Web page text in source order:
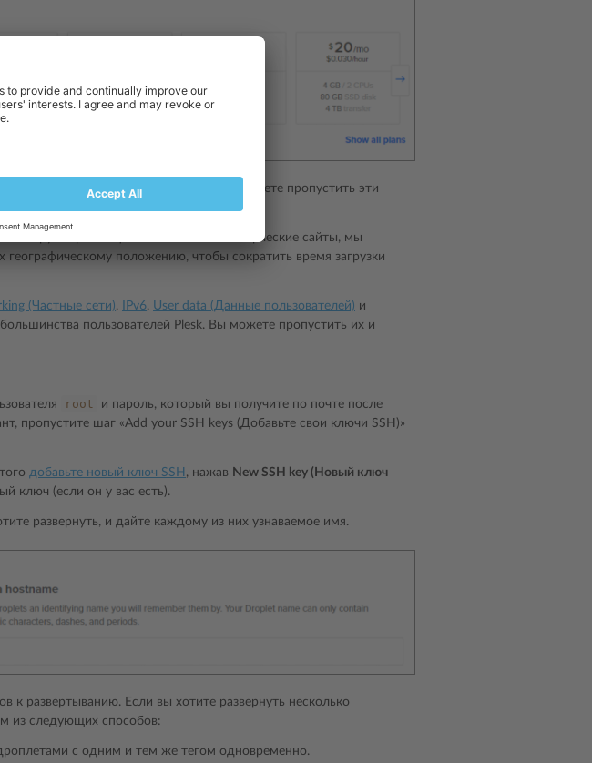
необязательно для работы Plesk. Вы можете пропустить эти
размещать небольшие коммерческие сайты, мы
положению, чтобы сократить время загрузки
(Частные сети), IPv6, User data (Данные пользователей) и
пользователей Plesk. Вы можете пропустить их и
root
и пароль, который вы получите по почте после
пропустите шаг «Add your SSH keys (Добавьте свои ключи SSH)»
добавьте новый ключ SSH , нажав New SSH key (Новый ключ
ключ (если он у вас есть).
развернуть, и дайте каждому из них узнаваемое имя.
к развертыванию. Если вы хотите развернуть несколько
из следующих способов:
с одним и тем же тегом одновременно.